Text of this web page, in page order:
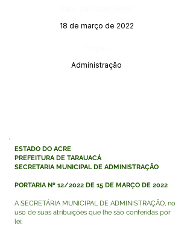
18 de março de 2022
Administração
ESTADO DO ACRE
PREFEITURA DE TARAUACÁ
SECRETARIA MUNICIPAL DE ADMINISTRAÇÃO
PORTARIA Nº 12/2022 DE 15 DE MARÇO DE 2022
A SECRETÁRIA MUNICIPAL DE ADMINISTRAÇÃO, no
uso de suas atribuições que lhe são conferidas por
lei;